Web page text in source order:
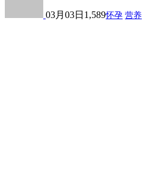
03月03日 1,589怀孕 营养